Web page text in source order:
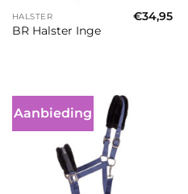
HALSTER
BR Halster Inge
€34,95
Aanbieding